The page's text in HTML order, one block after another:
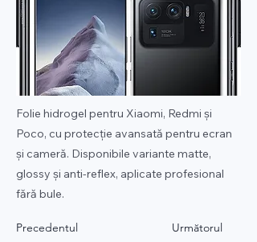
Folie hidrogel pentru Xiaomi, Redmi și
Poco, cu protecție avansată pentru ecran
și cameră. Disponibile variante matte,
glossy și anti-reflex, aplicate profesional
fără bule.
Precedentul Următorul